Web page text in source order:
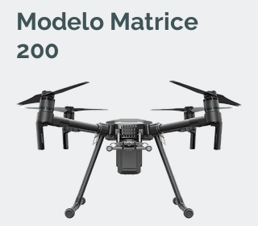
Modelo Matrice
200